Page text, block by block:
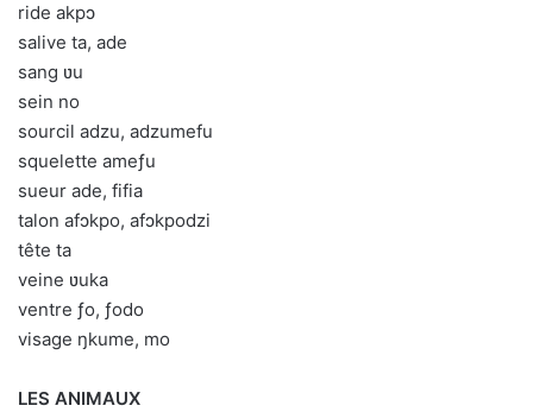
ride akpɔ
salive ta, ade
sang ʋu
sein no
sourcil adzu, adzumefu
squelette ameƒu
sueur ade, fifia
talon afɔkpo, afɔkpodzi
tête ta
veine ʋuka
ventre ƒo, ƒodo
visage ŋkume, mo
LES ANIMAUX